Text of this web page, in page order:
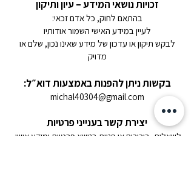
זכויות נושאי המידע – עיון ותיקון
בהתאם לחוק, כל אדם זכאי:
לעיין במידע האישי השמור אודותיו
לבקש תיקון או עדכון של מידע שאינו נכון, שלם או
מדויק
בקשות ניתן להפנות באמצעות דוא״ל:
michal40304@gmail.com
יצירת קשר בענייני פרטיות
לשאלות, בירורים או פניות בנושא פרטיות ומידע אישי,